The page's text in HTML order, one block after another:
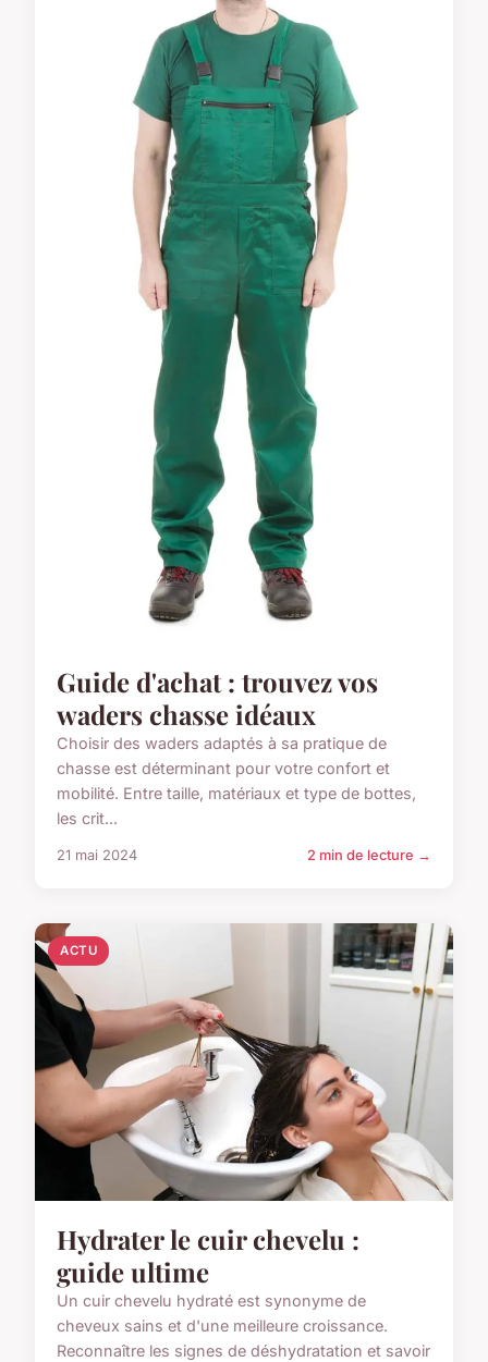
Guide d'achat : trouvez vos
waders chasse idéaux
Choisir des waders adaptés à sa pratique de
chasse est déterminant pour votre confort et
mobilité. Entre taille, matériaux et type de bottes,
les crit...
21 mai 2024 2 min de lecture →
ACTU
Hydrater le cuir chevelu :
guide ultime
Un cuir chevelu hydraté est synonyme de
cheveux sains et d'une meilleure croissance.
Reconnaître les signes de déshydratation et savoir